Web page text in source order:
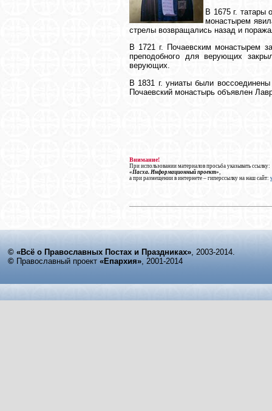
В 1675 г. татары
монастырем
стрелы возвращались назад и
В 1721 г. Почаевским монастырем
преподобного для верующих
верующих.
В 1831 г. униаты были
Почаевский монастырь объявлен
Внимание!
При использовании материалов просьба указывать ссылку:
«Пасха. Информационный проект»
а при размещении в интернете – гиперссылку на наш сайт:
© «Всё о Православных Постах и Праздниках», 2003-2014.
© Православный проект «Епархия», 2001-2014